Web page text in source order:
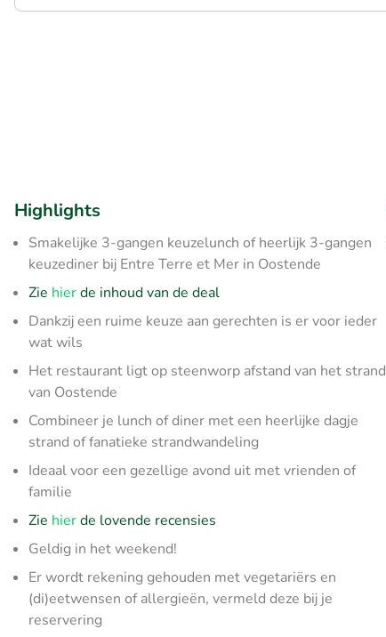
Highlights
Smakelijke 3-gangen keuzelunch of heerlijk 3-gangen
keuzediner bij Entre Terre et Mer in Oostende
Zie hierde inhoud van de deal
Dankzij een ruime keuze aan gerechten is er voor ieder
wat wils
Het restaurant ligt op steenworp afstand van het strand
van Oostende
Combineer je lunch of diner met een heerlijke dagje
strand of fanatieke strandwandeling
Ideaal voor een gezellige avond uit met vrienden of
familie
Zie hierde lovende recensies
Geldig in het weekend!
Er wordt rekening gehouden met vegetariërs en
(di)eetwensen of allergieën, vermeld deze bij je
reservering